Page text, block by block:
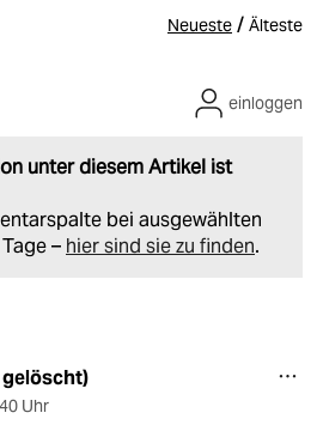
Neueste / Älteste
unter diesem Artikel ist
bei ausgewählten
– hier sind sie zu finden.
einloggen
Uhr